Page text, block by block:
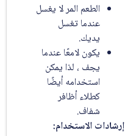
الطعم المر لا يغسل
عندما تغسل
يديك.
يكون لامعًا عندما
يجف ، لذا يمكن
استخدامه أيضًا
كطلاء أظافر
شفاف.
إرشادات الاستخدام: